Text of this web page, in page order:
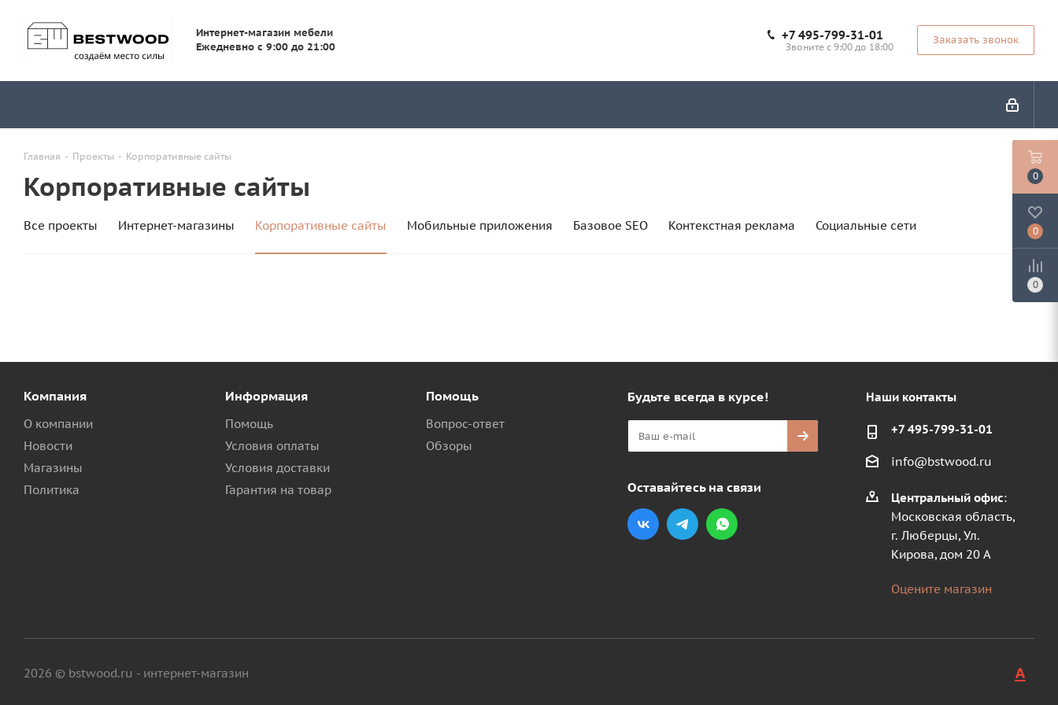
Интернет-магазин мебели
Ежедневно с 9:00 до 21:00
+7 495-799-31-01
Звоните с 9:00 до 18:00
Заказать звонок
Главная - Проекты - Корпоративные сайты
Корпоративные сайты
Все проекты Интернет-магазины Корпоративные сайты Мобильные приложения Базовое SEO Контекстная реклама Социальные сети
Компания
О компании
Новости
Магазины
Политика
Информация
Помощь
Условия оплаты
Условия доставки
Гарантия на товар
Помощь
Вопрос-ответ
Обзоры
Будьте всегда в курсе!
Оставайтесь на связи
Наши контакты
+7 495-799-31-01
info@bstwood.ru
Центральный офис:
Московская область,
г. Люберцы, Ул.
Кирова, дом 20 А
Оцените магазин
2026 © bstwood.ru - интернет-магазин
0
0
0